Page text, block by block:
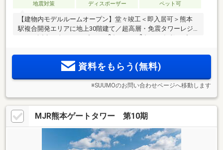
地震対策
ディスポーザー ペット可
【建物内モデルルームオープン】堂々竣工＜即入居可＞熊本
駅複合開発エリアに地上30階建て／超高層・免震タワーレジ
2 2
線開業により福岡をはじめ、関西方面へ快適なアクセス。
資料をもらう(無料)
※SUUMOのお問い合わせページへ移動します
MJR熊本ゲートタワー 第10期